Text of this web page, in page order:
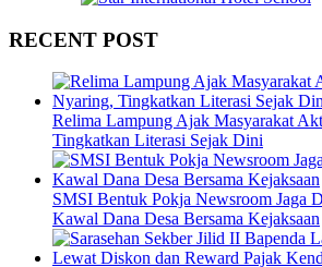
RECENT POST
Relima Lampung Ajak Masyarakat
Tingkatkan Literasi Sejak Dini
SMSI Bentuk Pokja Newsroom Jaga
Kawal Dana Desa Bersama Kejaksaan